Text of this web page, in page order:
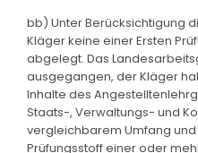
bb) Unter Berücksichtigung
Kläger keine einer Ersten
abgelegt. Das
ausgegangen, der Kläger
Inhalte des
Staats-, Verwaltungs- und
vergleichbarem Umfang
Prüfungsstoff einer oder